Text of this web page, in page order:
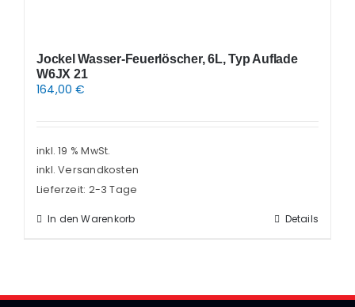
Jockel Wasser-Feuerlöscher, 6L, Typ Auflade
W6JX 21
164,00€
inkl. 19 % MwSt.
inkl. Versandkosten
Lieferzeit: 2-3 Tage
In den Warenkorb Details